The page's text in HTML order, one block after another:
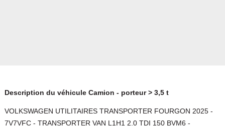
Description du véhicule Camion - porteur > 3,5 t
VOLKSWAGEN UTILITAIRES TRANSPORTER FOURGON 2025 -
7V7VFC - TRANSPORTER VAN L1H1 2.0 TDI 150 BVM6 -